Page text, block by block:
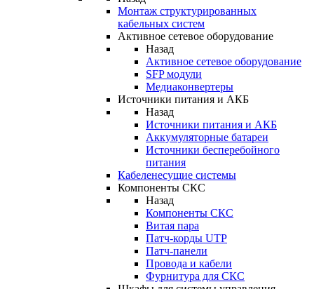
Монтаж структурированных
кабельных систем
Активное сетевое оборудование
Назад
Активное сетевое оборудование
SFP модули
Медиаконвертеры
Источники питания и АКБ
Назад
Источники питания и АКБ
Аккумуляторные батареи
Источники бесперебойного
питания
Кабеленесущие системы
Компоненты СКС
Назад
Компоненты СКС
Витая пара
Патч-корды UTP
Патч-панели
Провода и кабели
Фурнитура для СКС